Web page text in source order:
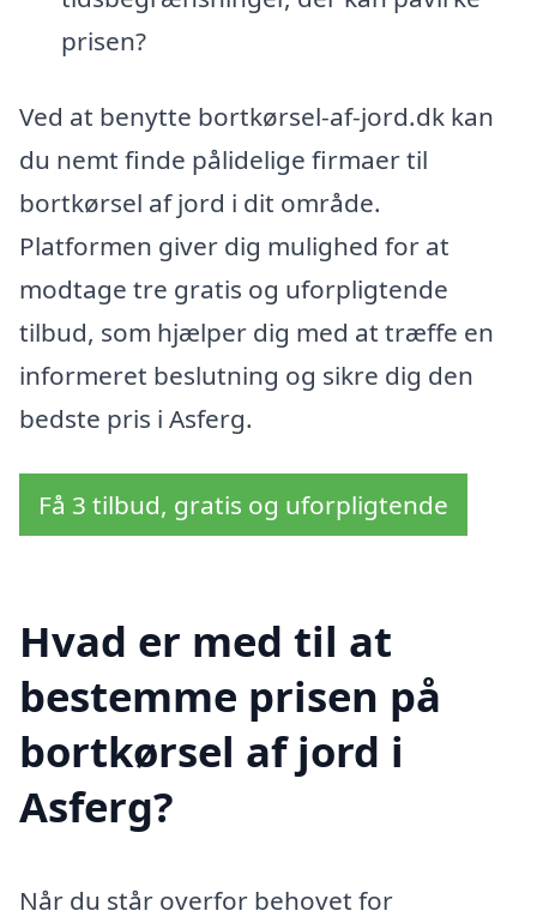
prisen?
Ved at benytte bortkørsel-af-jord.dk kan
du nemt finde pålidelige firmaer til
bortkørsel af jord i dit område.
Platformen giver dig mulighed for at
modtage tre gratis og uforpligtende
tilbud, som hjælper dig med at træffe en
informeret beslutning og sikre dig den
bedste pris i Asferg.
Få 3 tilbud, gratis og uforpligtende
Hvad er med til at
bestemme prisen på
bortkørsel af jord i
Asferg?
Når du står overfor behovet for